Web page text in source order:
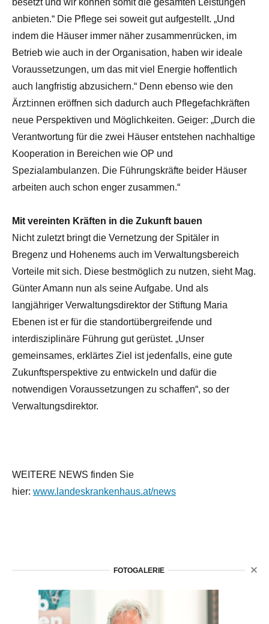
anbieten.“ Die Pflege sei soweit gut aufgestellt. „Und
indem die Häuser immer näher zusammenrücken, im
Betrieb wie auch in der Organisation, haben wir ideale
Voraussetzungen, um das mit viel Energie hoffentlich
auch langfristig abzusichern.“ Denn ebenso wie den
Ärzt:innen eröffnen sich dadurch auch Pflegefachkräften
neue Perspektiven und Möglichkeiten. Geiger: „Durch die
Verantwortung für die zwei Häuser entstehen nachhaltige
Kooperation in Bereichen wie OP und
Spezialambulanzen. Die Führungskräfte beider Häuser
arbeiten auch schon enger zusammen.“
Mit vereinten Kräften in die Zukunft bauen
Nicht zuletzt bringt die Vernetzung der Spitäler in
Bregenz und Hohenems auch im Verwaltungsbereich
Vorteile mit sich. Diese bestmöglich zu nutzen, sieht Mag.
Günter Amann nun als seine Aufgabe. Und als
langjähriger Verwaltungsdirektor der Stiftung Maria
Ebenen ist er für die standortübergreifende und
interdisziplinäre Führung gut gerüstet. „Unser
gemeinsames, erklärtes Ziel ist jedenfalls, eine gute
Zukunftsperspektive zu entwickeln und dafür die
notwendigen Voraussetzungen zu schaffen“, so der
Verwaltungsdirektor.
WEITERE NEWS finden Sie
hier: www.landeskrankenhaus.at/news
FOTOGALERIE